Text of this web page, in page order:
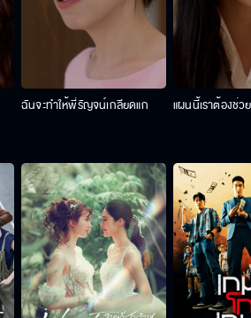
ฉันจะทำให้พี่รัญจน์เกลียดแก แผนนี้เราต้องช่ว